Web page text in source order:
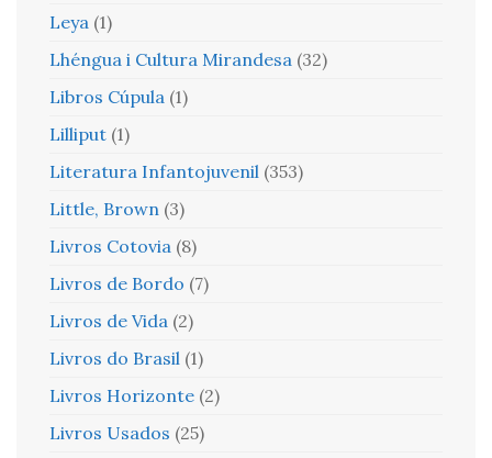
Leya (1)
Lhéngua i Cultura Mirandesa (32)
Libros Cúpula (1)
Lilliput (1)
Literatura Infantojuvenil (353)
Little, Brown (3)
Livros Cotovia (8)
Livros de Bordo (7)
Livros de Vida (2)
Livros do Brasil (1)
Livros Horizonte (2)
Livros Usados (25)